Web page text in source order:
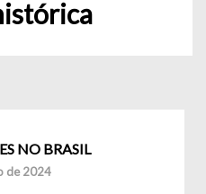
NO BRASIL
de 2024